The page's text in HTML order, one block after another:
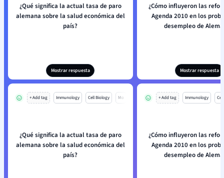
¿Qué significa la actual tasa de paro
alemana sobre la salud económica del
país?
Mostrar respuesta
¿Cómo influyeron las
Agenda 2010 en los
desempleo de
Mostrar respuesta
+ Add tag Immunology Cell Biology Mo
¿Qué significa la actual tasa de paro
alemana sobre la salud económica del
país?
+ Add tag Immunology
¿Cómo influyeron las
Agenda 2010 en los
desempleo de